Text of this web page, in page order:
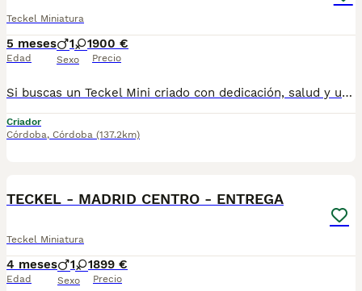
Teckel Miniatura
5 meses
Edad
1 1
Sexo
900 €
Precio
Si buscas un Teckel Mini criado con dedicación, salud y una excelente socialización desde sus primeras semanas de vida, estaremos encantados de ayudarte. 🚚 Realizamos entregas en toda España, con especial frecuencia en Andalucía: Sevilla, Málaga, Cádiz, Córdoba, Granada, Jaén, Huelva y Almería. También entregamos habitualmente en Marbella, Jerez de la Frontera, Estepona, Fuengirola, Benalmádena, Mijas, Dos Hermanas y cualquier punto de España. Entrega 100% a contrarreembolso. No tendrás que adelantar el importe del cachorro. Lo recibirás en la puerta de tu casa mediante transporte especializado y podrás comprobar que todo está correcto antes de realizar el pago. Nuestros cachorros se entregan: ✅ Vacunados y desparasitados según su edad. ✅ Con microchip, cartilla veterinaria y documentación al día. ✅ Revisados veterinariamente antes de salir de nuestras instalaciones. ✅ Procedentes de excelentes líneas, seleccionadas por salud, carácter y morfología. ✅ Perfectamente socializados y acostumbrados al contacto diario con personas. ✅ Iniciados en el aprendizaje para hacer sus necesidades sobre empapador, facilitando su adaptación al nuevo hogar.670864332
Criador
Córdoba, Córdoba (137.2km)
TECKEL - MADRID CENTRO - ENTREGA
Teckel Miniatura
4 meses
Edad
1 1
Sexo
899 €
Precio